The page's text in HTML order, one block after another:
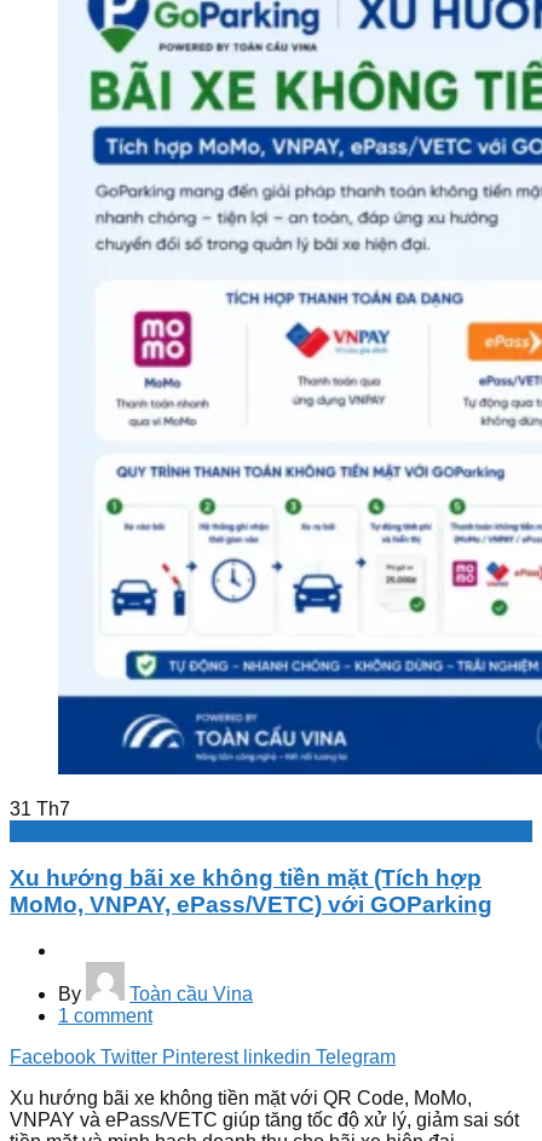
31 Th7
Xu hướng bãi xe không tiền mặt (Tích hợp
MoMo, VNPAY, ePass/VETC) với GOParking
By
Toàn cầu Vina
1 comment
Facebook Twitter Pinterest linkedin Telegram
Xu hướng bãi xe không tiền mặt với QR Code, MoMo,
VNPAY và ePass/VETC giúp tăng tốc độ xử lý, giảm sai sót